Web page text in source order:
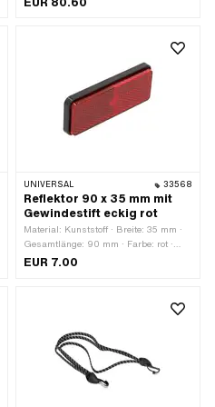
EUR 80.60
UNIVERSAL 33568
Reflektor 90 x 35 mm mit
Gewindestift eckig rot
Material: Kunststoff · Breite: 35 mm ·
Gesamtlänge: 90 mm · Farbe: rot ·
Befestigungsart: Steckverbindung ·
EUR 7.00